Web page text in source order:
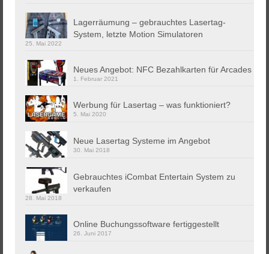
Lagerräumung – gebrauchtes Lasertag-
System, letzte Motion Simulatoren
25. Mai 2022
Neues Angebot: NFC Bezahlkarten für Arcades
1. Februar 2021
Werbung für Lasertag – was funktioniert?
5. Mai 2020
Neue Lasertag Systeme im Angebot
30. Mai 2018
Gebrauchtes iCombat Entertain System zu
verkaufen
28. Mai 2018
Online Buchungssoftware fertiggestellt
26. Juni 2017